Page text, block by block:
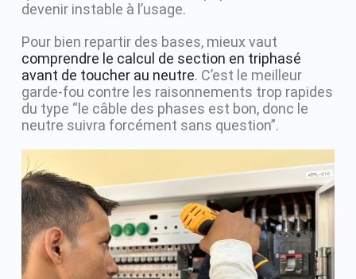
devenir instable à l’usage.
Pour bien repartir des bases, mieux vaut
comprendre le calcul de section en triphasé
avant de toucher au neutre. C’est le meilleur
garde-fou contre les raisonnements trop rapides
du type “le câble des phases est bon, donc le
neutre suivra forcément sans question”.